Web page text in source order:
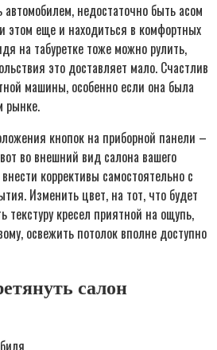
автомобилем, недостаточно быть асом
этом еще и находиться в комфортных
на табуретке тоже можно рулить,
это доставляет мало. Счастлив
машины, особенно если она была
рынке.
кнопок на приборной панели –
во внешний вид салона вашего
коррективы самостоятельно с
Изменить цвет, на тот, что будет
текстуру кресел приятной на ощупь,
освежить потолок вполне доступно
салон